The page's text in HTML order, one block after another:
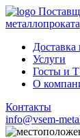
металлопроката
Доставка
Услуги
Госты и
О
Контакты
info@vsem-